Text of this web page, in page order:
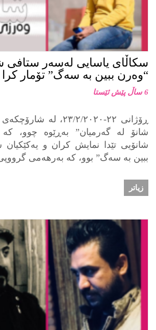
سکاڵای یاسایی لەسەر ستافی
“وەرن ببین بە سەگ” تۆمار کرا
6 ساڵ پێش ئێستا
ڕۆژانی ٢٢-٢٣/٢/٢٠٢٠، لە
شانۆ لە گەرمیان” بەڕێوە چوو،
شانۆیی تێدا نمایش کران و یەکێکیان
ببین بە سەگ” بوو، کە بەرهەمی
زیاتر